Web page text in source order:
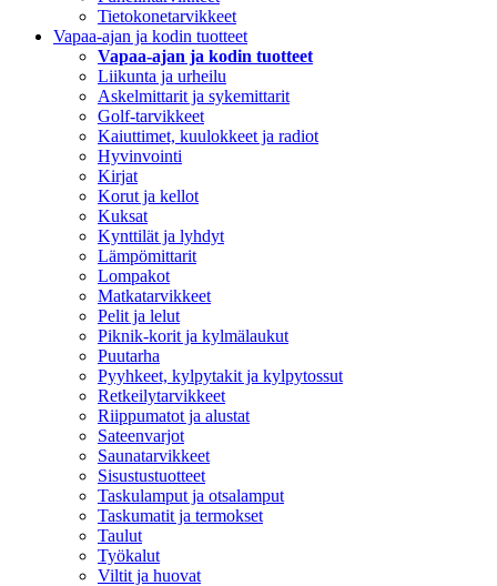
Tietokonetarvikkeet
Vapaa-ajan ja kodin tuotteet
Vapaa-ajan ja kodin tuotteet
Liikunta ja urheilu
Askelmittarit ja sykemittarit
Golf-tarvikkeet
Kaiuttimet, kuulokkeet ja radiot
Hyvinvointi
Kirjat
Korut ja kellot
Kuksat
Kynttilät ja lyhdyt
Lämpömittarit
Lompakot
Matkatarvikkeet
Pelit ja lelut
Piknik-korit ja kylmälaukut
Puutarha
Pyyhkeet, kylpytakit ja kylpytossut
Retkeilytarvikkeet
Riippumatot ja alustat
Sateenvarjot
Saunatarvikkeet
Sisustustuotteet
Taskulamput ja otsalamput
Taskumatit ja termokset
Taulut
Työkalut
Viltit ja huovat